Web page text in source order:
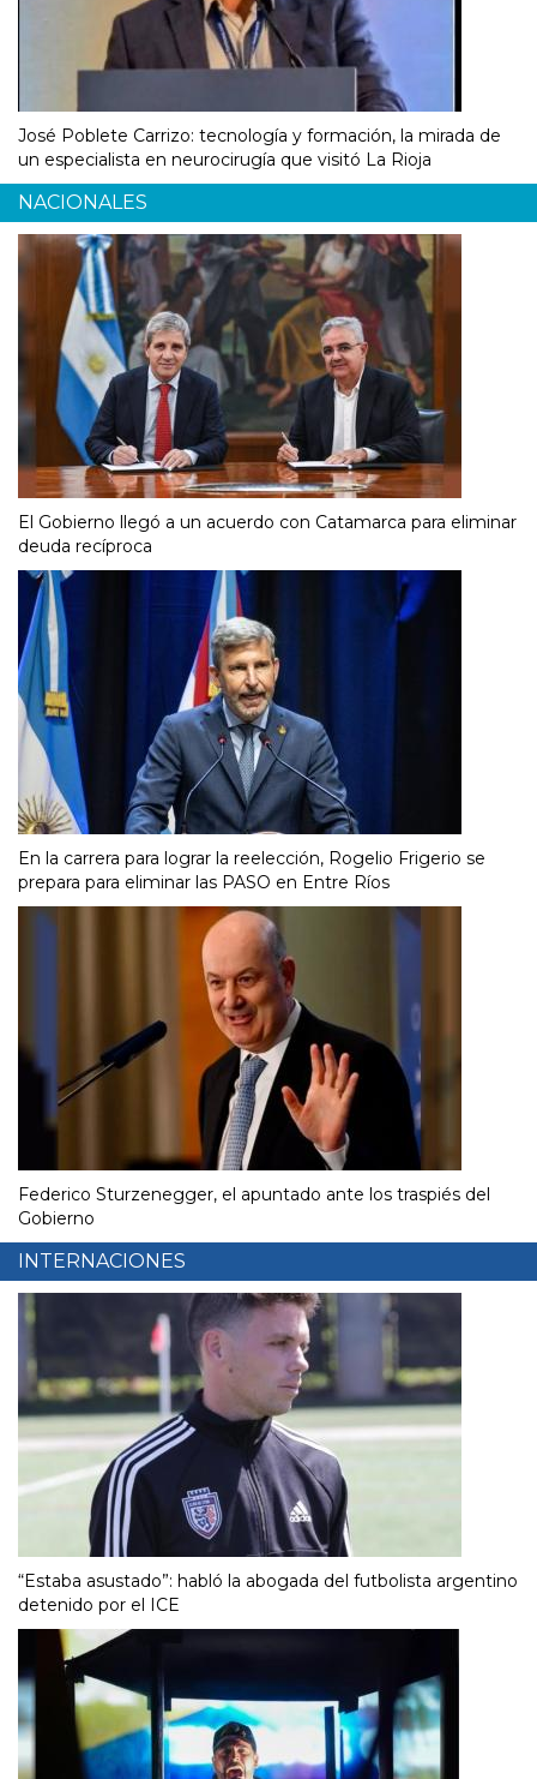
José Poblete Carrizo: tecnología y formación, la mirada de
un especialista en neurocirugía que visitó La Rioja
NACIONALES
El Gobierno llegó a un acuerdo con Catamarca para eliminar
deuda recíproca
En la carrera para lograr la reelección, Rogelio Frigerio se
prepara para eliminar las PASO en Entre Ríos
Federico Sturzenegger, el apuntado ante los traspiés del
Gobierno
INTERNACIONES
“Estaba asustado”: habló la abogada del futbolista argentino
detenido por el ICE